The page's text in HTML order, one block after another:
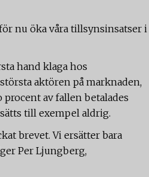
nu öka våra tillsynsinsatser i
hand klaga hos
aktören på marknaden,
av fallen betalades
till exempel aldrig.
brevet. Vi ersätter bara
Per Ljungberg,